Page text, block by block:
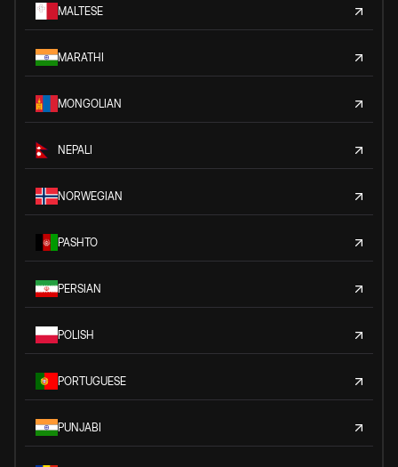
MALTESE
MARATHI
MONGOLIAN
NEPALI
NORWEGIAN
PASHTO
PERSIAN
POLISH
PORTUGUESE
PUNJABI